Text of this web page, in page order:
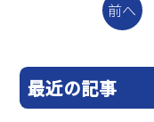
前へ
最近の記事